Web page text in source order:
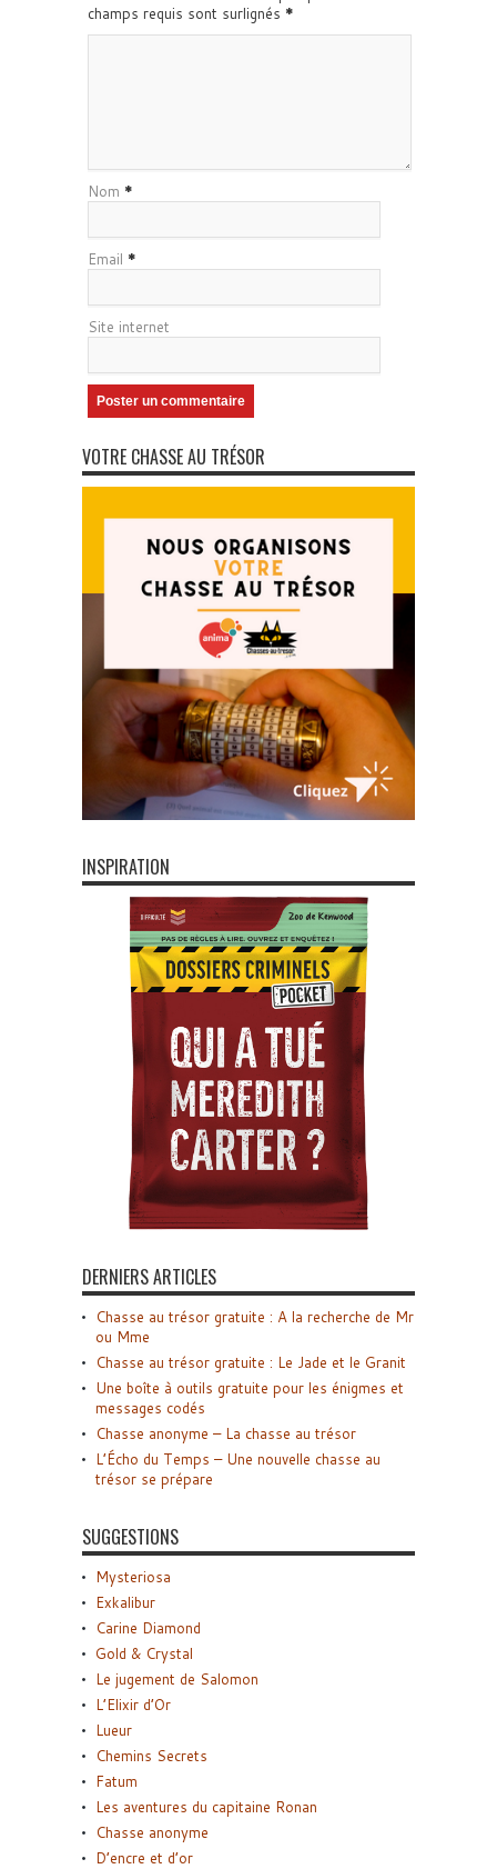
champs requis sont surlignés *
Nom *
Email *
Site internet
VOTRE CHASSE AU TRÉSOR
INSPIRATION
DERNIERS ARTICLES
Chasse au trésor gratuite : A la recherche de Mr
ou Mme
Chasse au trésor gratuite : Le Jade et le Granit
Une boîte à outils gratuite pour les énigmes et
messages codés
Chasse anonyme – La chasse au trésor
L’Écho du Temps – Une nouvelle chasse au
trésor se prépare
SUGGESTIONS
Mysteriosa
Exkalibur
Carine Diamond
Gold & Crystal
Le jugement de Salomon
L’Elixir d’Or
Lueur
Chemins Secrets
Fatum
Les aventures du capitaine Ronan
Chasse anonyme
D’encre et d’or